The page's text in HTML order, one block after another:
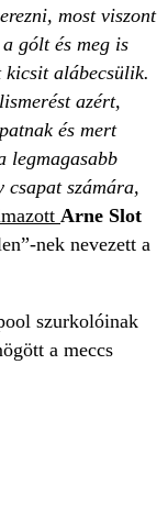
most viszont
gólt és meg is
kicsit alábecsülik.
azért,
és mert
legmagasabb
csapat számára,
Arne Slot
nek nevezett a
szurkolóinak
a meccs